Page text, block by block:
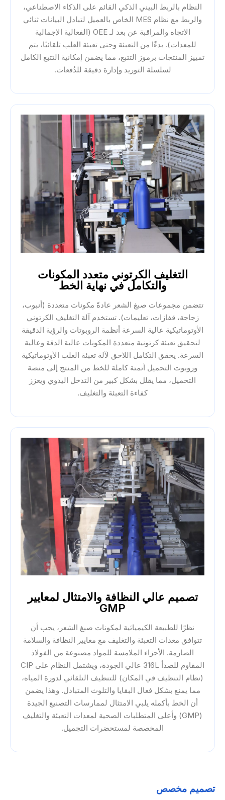
النظام بالربط البيني الذكي القائم على الذكاء الاصطناعي،
والربط مع نظام MES الخاص بالعميل لتبادل البيانات ثنائي
الاتجاه والمراقبة عن بعد لـ OEE (الفعالية الإجمالية
للمعدات). بدءًا من التعبئة وحتى تعبئة العلب تلقائيًا، يتم
تمييز المنتجات برموز التتبع، مما يضمن إمكانية التتبع الكامل
لسلسلة التوريد وإدارة دقيقة للدُفعات.
التغليف الكرتوني متعدد المكونات
والتكامل في نهاية الخط
تتضمن مجموعات صبغ الشعر عادةً مكونات متعددة (أنبوب،
زجاجة، قفازات، تعليمات). تستخدم آلة التغليف الكرتوني
الأوتوماتيكية عالية السرعة أنظمة الروبوتات والرؤية الدقيقة
لتحقيق تعبئة كرتونية متعددة المكونات عالية الدقة وعالية
السرعة. يحقق التكامل اللاحق لآلة تعبئة العلب الأوتوماتيكية
وروبوت التحميل أتمتة كاملة للخط من المنتج إلى منصة
التحميل، مما يقلل بشكل كبير من التدخل اليدوي ويعزز
كفاءة التعبئة والتغليف.
تصميم عالي النظافة والامتثال لمعايير
GMP
نظرًا للطبيعة الكيميائية لمكونات صبغ الشعر، يجب أن
تتوافق معدات التعبئة والتغليف مع معايير النظافة والسلامة
الصارمة. الأجزاء الملامسة للمواد مصنوعة من الفولاذ
المقاوم للصدأ 316L عالي الجودة، ويشتمل النظام على CIP
(نظام التنظيف في المكان) للتنظيف التلقائي لدورة المياه،
مما يمنع بشكل فعال البقايا والتلوث المتبادل. وهذا يضمن
أن الخط بأكمله يلبي الامتثال لممارسات التصنيع الجيدة
(GMP) وأعلى المتطلبات الصحية لمعدات التعبئة والتغليف
المخصصة لمستحضرات التجميل.
تصميم مخصص